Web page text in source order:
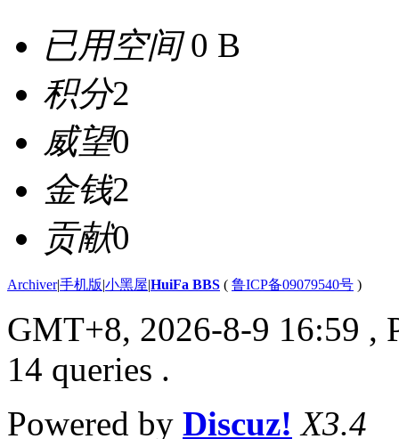
已用空间0 B
积分2
威望0
金钱2
贡献0
Archiver|手机版|小黑屋|HuiFa BBS ( 鲁ICP备09079540号 )
GMT+8, 2026-8-9 16:59 ,
14 queries .
Powered by Discuz! X3.4